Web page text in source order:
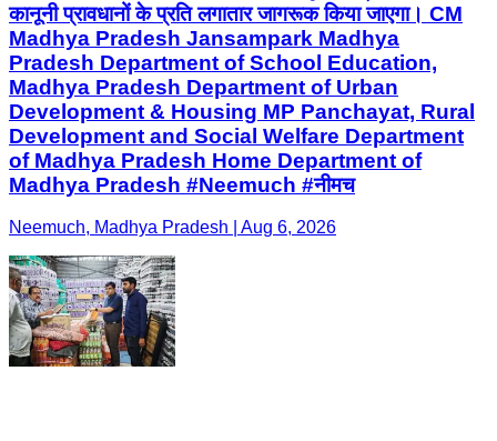
कानूनी प्रावधानों के प्रति लगातार जागरूक किया जाएगा। CM
Madhya Pradesh Jansampark Madhya
Pradesh Department of School Education,
Madhya Pradesh Department of Urban
Development & Housing MP Panchayat, Rural
Development and Social Welfare Department
of Madhya Pradesh Home Department of
Madhya Pradesh #Neemuch #नीमच
Neemuch, Madhya Pradesh | Aug 6, 2026